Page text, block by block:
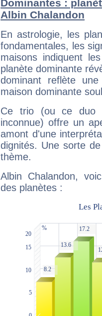
Dominantes :
Albin Chalandon
En astrologie, les
fondamentales, les
maisons indiquent
planète dominante
dominant reflète
maison dominante
Ce trio (ou ce duo
inconnue) offre un
amont d'une
dignités. Une sorte
thème.
Albin Chalandon,
des planètes :